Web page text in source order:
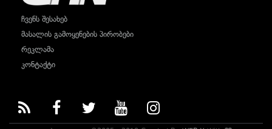
ჩვენს შესახებ
მასალის გამოყენების პირობები
რეკლამა
კონტაქტი